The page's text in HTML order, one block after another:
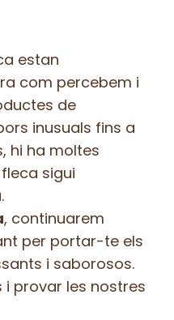
estan
com percebem i
de
inusuals fins a
hi ha moltes
sigui
, continuarem
per portar-te els
i saborosos.
provar les nostres